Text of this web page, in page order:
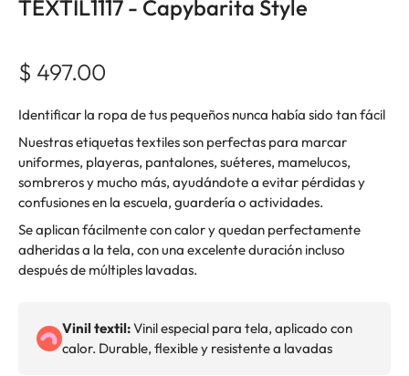
TEXTIL1117 - Capybarita Style
$ 497.00
Identificar la ropa de tus pequeños nunca había sido tan fácil
Nuestras etiquetas textiles son perfectas para marcar
uniformes, playeras, pantalones, suéteres, mamelucos,
sombreros y mucho más, ayudándote a evitar pérdidas y
confusiones en la escuela, guardería o actividades.
Se aplican fácilmente con calor y quedan perfectamente
adheridas a la tela, con una excelente duración incluso
después de múltiples lavadas.
Vinil textil:Vinil especial para tela, aplicado con
calor. Durable, flexible y resistente a lavadas